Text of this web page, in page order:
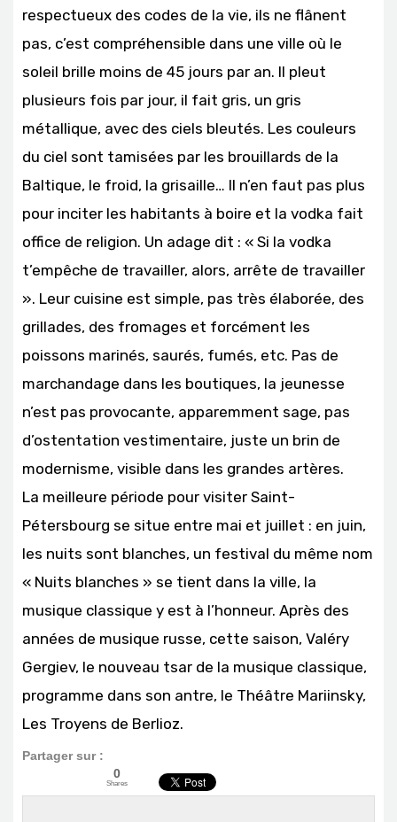
respectueux des codes de la vie, ils ne flânent
pas, c’est compréhensible dans une ville où le
soleil brille moins de 45 jours par an. Il pleut
plusieurs fois par jour, il fait gris, un gris
métallique, avec des ciels bleutés. Les couleurs
du ciel sont tamisées par les brouillards de la
Baltique, le froid, la grisaille… Il n’en faut pas plus
pour inciter les habitants à boire et la vodka fait
office de religion. Un adage dit : « Si la vodka
t’empêche de travailler, alors, arrête de travailler
». Leur cuisine est simple, pas très élaborée, des
grillades, des fromages et forcément les
poissons marinés, saurés, fumés, etc. Pas de
marchandage dans les boutiques, la jeunesse
n’est pas provocante, apparemment sage, pas
d’ostentation vestimentaire, juste un brin de
modernisme, visible dans les grandes artères.
La meilleure période pour visiter Saint-
Pétersbourg se situe entre mai et juillet : en juin,
les nuits sont blanches, un festival du même nom
« Nuits blanches » se tient dans la ville, la
musique classique y est à l’honneur. Après des
années de musique russe, cette saison, Valéry
Gergiev, le nouveau tsar de la musique classique,
programme dans son antre, le Théâtre Mariinsky,
Les Troyens de Berlioz.
Partager sur :
0
Shares